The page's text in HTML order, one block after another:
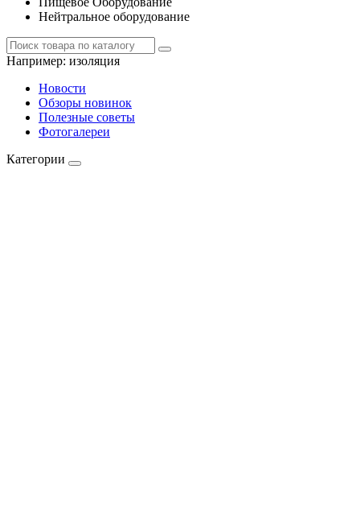
Нейтральное оборудование
Например: изоляция
Новости
Обзоры новинок
Полезные советы
Фотогалереи
Категории